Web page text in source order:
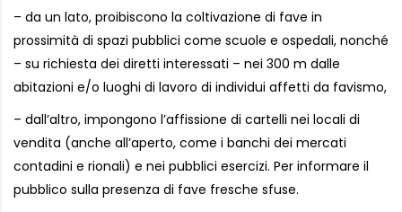
– da un lato, proibiscono la coltivazione di fave in
prossimità di spazi pubblici come scuole e ospedali, nonché
– su richiesta dei diretti interessati – nei 300 m dalle
abitazioni e/o luoghi di lavoro di individui affetti da favismo,
– dall’altro, impongono l’affissione di cartelli nei locali di
vendita (anche all’aperto, come i banchi dei mercati
contadini e rionali) e nei pubblici esercizi. Per informare il
pubblico sulla presenza di fave fresche sfuse.